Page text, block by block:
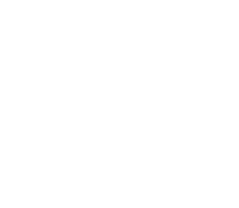
för sexuella övergrepp